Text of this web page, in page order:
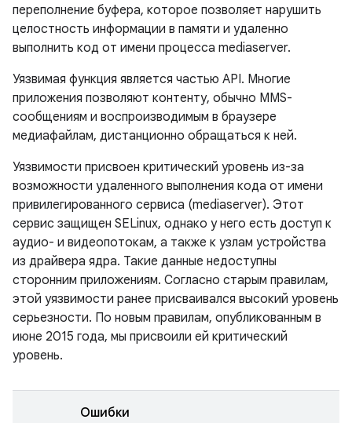
переполнение буфера, которое позволяет нарушить
целостность информации в памяти и удаленно
выполнить код от имени процесса mediaserver.
Уязвимая функция является частью API. Многие
приложения позволяют контенту, обычно MMS-
сообщениям и воспроизводимым в браузере
медиафайлам, дистанционно обращаться к ней.
Уязвимости присвоен критический уровень из-за
возможности удаленного выполнения кода от имени
привилегированного сервиса (mediaserver). Этот
сервис защищен SELinux, однако у него есть доступ к
аудио- и видеопотокам, а также к узлам устройства
из драйвера ядра. Такие данные недоступны
сторонним приложениям. Согласно старым правилам,
этой уязвимости ранее присваивался высокий уровень
серьезности. По новым правилам, опубликованным в
июне 2015 года, мы присвоили ей критический
уровень.
Ошибки